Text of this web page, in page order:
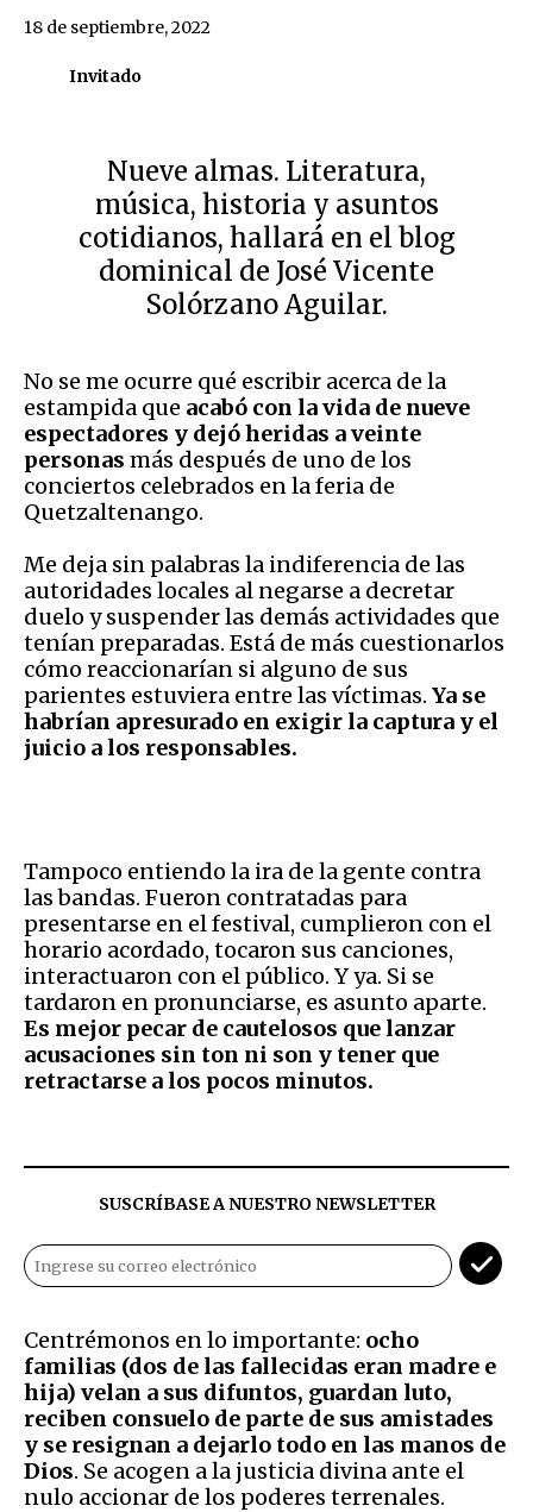
Invitado
18 de septiembre, 2022
Nueve almas. Literatura,
música, historia y asuntos
cotidianos, hallará en el blog
dominical de José Vicente
Solórzano Aguilar.
No se me ocurre qué escribir acerca de la
estampida que acabó con la vida de nueve
espectadores y dejó heridas a veinte
personas más después de uno de los
conciertos celebrados en la feria de
Quetzaltenango.
Me deja sin palabras la indiferencia de las
autoridades locales al negarse a decretar
duelo y suspender las demás actividades que
tenían preparadas. Está de más cuestionarlos
cómo reaccionarían si alguno de sus
parientes estuviera entre las víctimas. Ya se
habrían apresurado en exigir la captura y el
juicio a los responsables.
Tampoco entiendo la ira de la gente contra
las bandas. Fueron contratadas para
presentarse en el festival, cumplieron con el
horario acordado, tocaron sus canciones,
interactuaron con el público. Y ya. Si se
tardaron en pronunciarse, es asunto aparte.
Es mejor pecar de cautelosos que lanzar
acusaciones sin ton ni son y tener que
retractarse a los pocos minutos.
SUSCRÍBASE A NUESTRO NEWSLETTER
Centrémonos en lo importante: ocho
familias (dos de las fallecidas eran madre e
hija) velan a sus difuntos, guardan luto,
reciben consuelo de parte de sus amistades
y se resignan a dejarlo todo en las manos de
Dios. Se acogen a la justicia divina ante el
nulo accionar de los poderes terrenales.